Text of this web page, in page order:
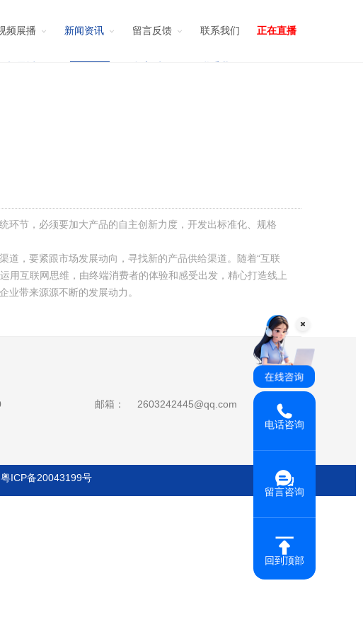
频展播 留言反馈 联系我们 正在直播
节，必须要加大产品的自主创新力度，开发出标准化、规格
，要紧跟市场发展动向，寻找新的产品供给渠道。随着“互联
用互联网思维，由终端消费者的体验和感受出发，精心打造线上
业带来源源不断的发展动力。
邮箱： 2603242445@qq.com
粤ICP备20043199号
电话咨询
留言咨询
回到顶部